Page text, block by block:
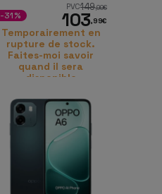
PVC149,99€
103,99€
-31%
Temporairement en
rupture de stock.
Faites-moi savoir
quand il sera
disponible